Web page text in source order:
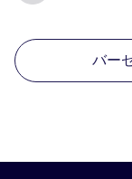
バー